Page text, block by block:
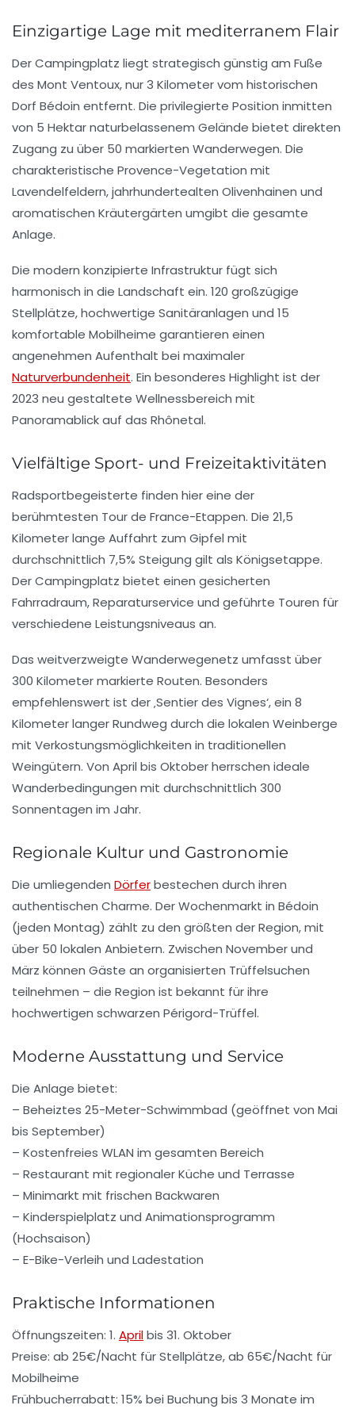
Einzigartige Lage mit mediterranem Flair
Der Campingplatz liegt strategisch günstig am Fuße
des Mont Ventoux, nur 3 Kilometer vom historischen
Dorf Bédoin entfernt. Die privilegierte Position inmitten
von 5 Hektar naturbelassenem Gelände bietet direkten
Zugang zu über 50 markierten Wanderwegen. Die
charakteristische Provence-Vegetation mit
Lavendelfeldern, jahrhundertealten Olivenhainen und
aromatischen Kräutergärten umgibt die gesamte
Anlage.
Die modern konzipierte Infrastruktur fügt sich
harmonisch in die Landschaft ein. 120 großzügige
Stellplätze, hochwertige Sanitäranlagen und 15
komfortable Mobilheime garantieren einen
angenehmen Aufenthalt bei maximaler
Naturverbundenheit. Ein besonderes Highlight ist der
2023 neu gestaltete Wellnessbereich mit
Panoramablick auf das Rhônetal.
Vielfältige Sport- und Freizeitaktivitäten
Radsportbegeisterte finden hier eine der
berühmtesten Tour de France-Etappen. Die 21,5
Kilometer lange Auffahrt zum Gipfel mit
durchschnittlich 7,5% Steigung gilt als Königsetappe.
Der Campingplatz bietet einen gesicherten
Fahrradraum, Reparaturservice und geführte Touren für
verschiedene Leistungsniveaus an.
Das weitverzweigte Wanderwegenetz umfasst über
300 Kilometer markierte Routen. Besonders
empfehlenswert ist der ‚Sentier des Vignes‘, ein 8
Kilometer langer Rundweg durch die lokalen Weinberge
mit Verkostungsmöglichkeiten in traditionellen
Weingütern. Von April bis Oktober herrschen ideale
Wanderbedingungen mit durchschnittlich 300
Sonnentagen im Jahr.
Regionale Kultur und Gastronomie
Die umliegenden Dörferbestechen durch ihren
authentischen Charme. Der Wochenmarkt in Bédoin
(jeden Montag) zählt zu den größten der Region, mit
über 50 lokalen Anbietern. Zwischen November und
März können Gäste an organisierten Trüffelsuchen
teilnehmen – die Region ist bekannt für ihre
hochwertigen schwarzen Périgord-Trüffel.
Moderne Ausstattung und Service
Die Anlage bietet:
– Beheiztes 25-Meter-Schwimmbad (geöffnet von Mai
bis September)
– Kostenfreies WLAN im gesamten Bereich
– Restaurant mit regionaler Küche und Terrasse
– Minimarkt mit frischen Backwaren
– Kinderspielplatz und Animationsprogramm
(Hochsaison)
– E-Bike-Verleih und Ladestation
Praktische Informationen
Öffnungszeiten: 1. Aprilbis 31. Oktober
Preise: ab 25€/Nacht für Stellplätze, ab 65€/Nacht für
Mobilheime
Frühbucherrabatt: 15% bei Buchung bis 3 Monate im